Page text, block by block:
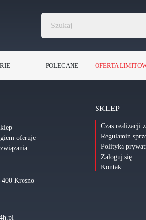
POLECANE OFERTA
oferuje
Krosno
SKLEP
Czas realizacji
Regulamin
Polityka
Zaloguj się
Kontakt